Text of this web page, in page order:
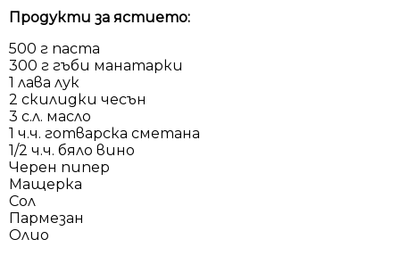
Продукти за ястието:
500 г паста
300 г гъби манатарки
1 лава лук
2 скилидки чесън
3 с.л. масло
1 ч.ч. готварска сметана
1/2 ч.ч. бяло вино
Черен пипер
Мащерка
Сол
Пармезан
Олио